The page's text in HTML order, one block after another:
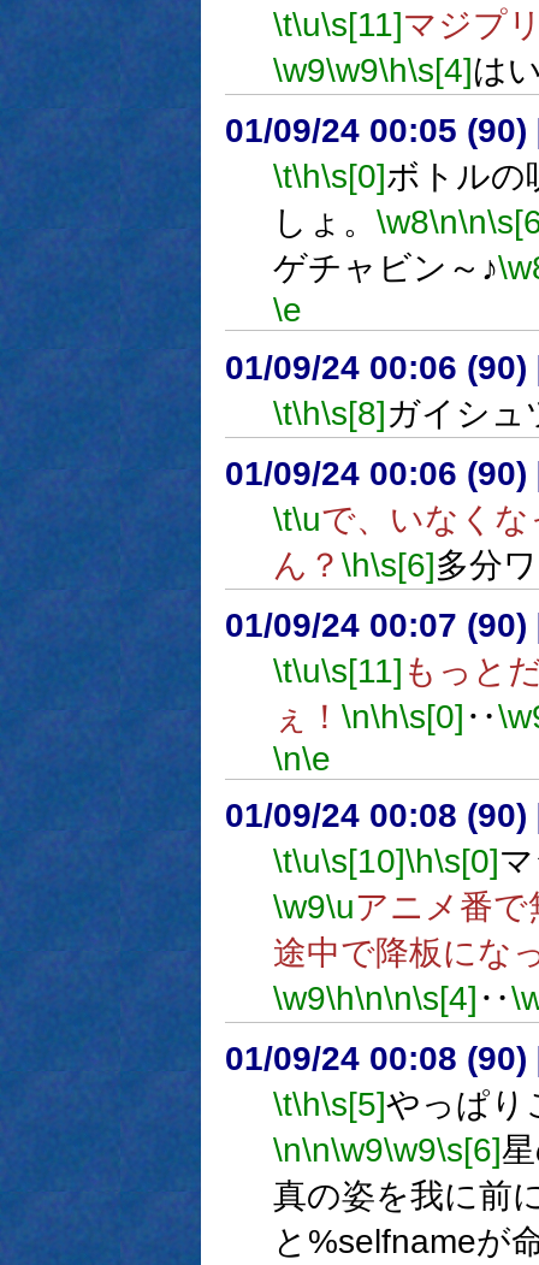
\t\u\s[11]マジプ
\w9\w9\h\s[4]は
01/09/24 00:05 (90)
\t\h\s[0]ボトルの
しょ。 \w8\n\n
ゲチャビン～♪
\e
01/09/24 00:06 (90)
\t\h\s[8]ガイシュ
01/09/24 00:06 (90)
\t\uで、いなく
ん？ \h\s[6]多分
01/09/24 00:07 (90)
\t\u\s[11] もっと
ぇ！ \n\h\s[0] ‥
\n\e
01/09/24 00:08 (90)
\t\u\s[10]\h\s[0]
\w9\uアニメ番
途中で降板にな
\w9\h\n\n\s[4] ‥
01/09/24 00:08 (90)
\t\h\s[5]やっぱり
\n\n\w9\w9\s[6]
真の姿を我に前
と%selfnameが